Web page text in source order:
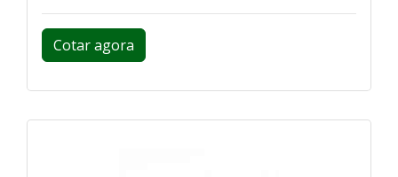
Cotar agora